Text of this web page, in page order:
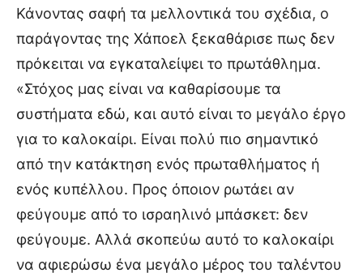
Κάνοντας σαφή τα μελλοντικά του σχέδια, ο
παράγοντας της Χάποελ ξεκαθάρισε πως δεν
πρόκειται να εγκαταλείψει το πρωτάθλημα.
«Στόχος μας είναι να καθαρίσουμε τα
συστήματα εδώ, και αυτό είναι το μεγάλο έργο
για το καλοκαίρι. Είναι πολύ πιο σημαντικό
από την κατάκτηση ενός πρωταθλήματος ή
ενός κυπέλλου. Προς όποιον ρωτάει αν
φεύγουμε από το ισραηλινό μπάσκετ: δεν
φεύγουμε. Αλλά σκοπεύω αυτό το καλοκαίρι
να αφιερώσω ένα μεγάλο μέρος του ταλέντου